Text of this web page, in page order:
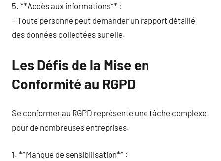
5. **Accès aux informations** :
– Toute personne peut demander un rapport détaillé
des données collectées sur elle.
Les Défis de la Mise en
Conformité au RGPD
Se conformer au RGPD représente une tâche complexe
pour de nombreuses entreprises.
1. **Manque de sensibilisation** :